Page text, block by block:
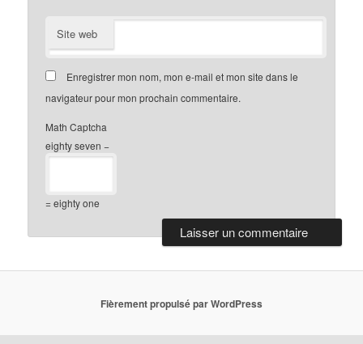
Site web
Enregistrer mon nom, mon e-mail et mon site dans le
navigateur pour mon prochain commentaire.
Math Captcha
eighty seven −
= eighty one
Fièrement propulsé par WordPress